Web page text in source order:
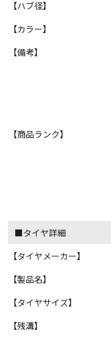
【ハブ径】
【カラー】
【備考】
【商品ランク】
■タイヤ詳細
【タイヤメーカー】
【製品名】
【タイヤサイズ】
【残溝】